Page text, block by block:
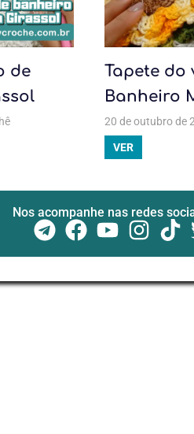
banheiro Mega Girassol
de
Jogo de banheiro Crochê,Jogo de
Tapete do
Banheiro
20 de outubro de
VER
Nos acompanhe nas redes